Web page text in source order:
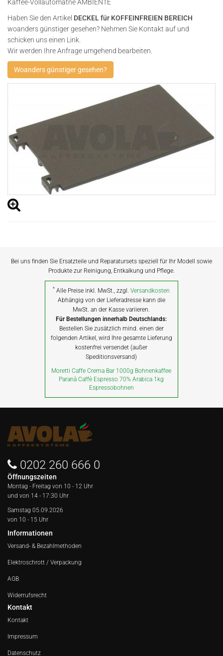
Kaffee-Vollautomatne AMBIENTE
Haben Sie den Artikel DECKEL für KOFFEINFREIEN BEREICH
woanders günstiger gesehen? Nehmen Sie Kontakt auf und
schicken uns einen Link.
Wir werden Ihre Anfrage umgehend bearbeiten.
Woanders günstiger gesehen?
Bei uns finden Sie Ersatzteile und Reparatursets speziell für Ihr Modell sowie
Produkte zur Reinigung, Entkalkung und Pflege.
* Alle Preise inkl. MwSt., zzgl.Versandkosten
Abhängig von der Lieferadresse kann die
MwSt. an der Kasse variieren.
Für Bestellungen innerhalb Deutschlands:
Bestellen Sie zusätzlich mind. einen der
folgenden Artikel, wird Ihre gesamte Lieferung
kostenfrei versendet (außer
Speditionsversand)
Moretti Caffe Crema Bar 1000g Bohnenkaffee
Paranà Caffè Espresso 70% Arabica 1kg
Espressobohnen
0202 260 666 0
Öffnungszeiten
Montag - Freitag von 10 - 12 Uhr
und von 14 - 17:30 Uhr
Samstag 05.09.2026
von 10 - 15 Uhr
Informationen
Versand- & Bezahlmethoden
Elektroschrott / Verpackung
AGB
Widerrufsrecht
Kontakt
Kontakt
Impressum
Datenschutz